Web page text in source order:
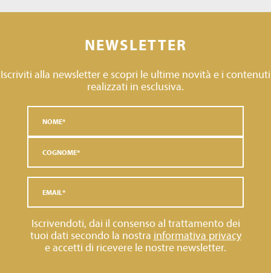
NEWSLETTER
Iscriviti alla newsletter e scopri le ultime novità e i contenuti
realizzati in esclusiva.
Iscrivendoti, dai il consenso al trattamento dei
tuoi dati secondo la nostra informativa privacy
e accetti di ricevere le nostre newsletter.